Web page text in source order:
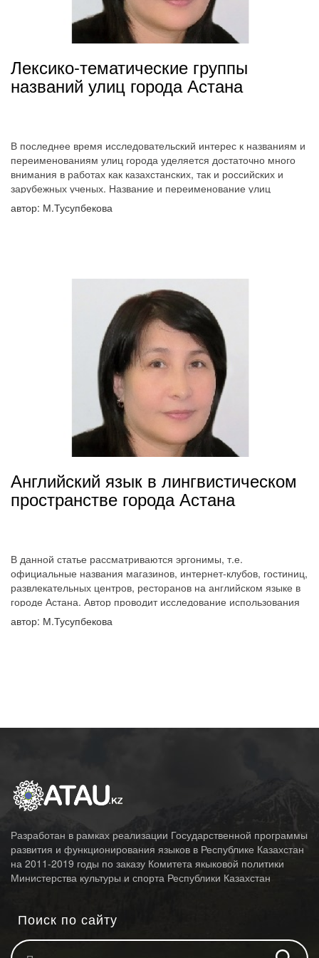
Лексико-тематические группы
названий улиц города Астана
В последнее время исследовательский интерес к названиям и
переименованиям улиц города уделяется достаточно много
внимания в работах как казахстанских, так и российских и
зарубежных ученых. Название и переименование улиц
считаются одним из важнейших процессов социально-
экономических и политических трансформации общества.
автор: М.Тусупбекова
Английский язык в лингвистическом
пространстве города Астана
В данной статье рассматриваются эргонимы, т.е.
официальные названия магазинов, интернет-клубов, гостиниц,
развлекательных центров, ресторанов на английском языке в
городе Астана. Автор проводит исследование использования
английского языка в лингвистическом пространстве города.
автор: М.Тусупбекова
Разработан в рамках реализации Государственной программы
развития и функционирования языков в Республике Казахстан
на 2011-2019 годы по заказу Комитета якыковой политики
Министерства культуры и спорта Республики Казахстан
Поиск по сайту